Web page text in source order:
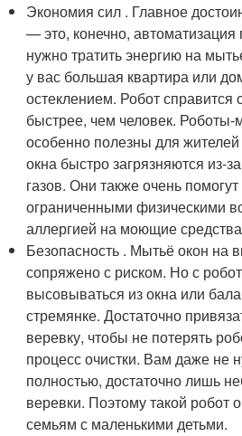
Экономия сил . Главное
— это, конечно,
нужно тратить энергию на
у вас большая квартира или
остеклением. Робот справится
быстрее, чем человек. Роботы-
особенно полезны для
окна быстро загрязняются из-
газов. Они также очень
ограниченными физическими
аллергией на моющие
Безопасность . Мытьё окон на
сопряжено с риском. Но с
высовываться из окна или
стремянке. Достаточно
веревку, чтобы не потерять
процесс очистки. Вам даже не
полностью, достаточно лишь
веревки. Поэтому такой робот
семьям с маленькими детьми.